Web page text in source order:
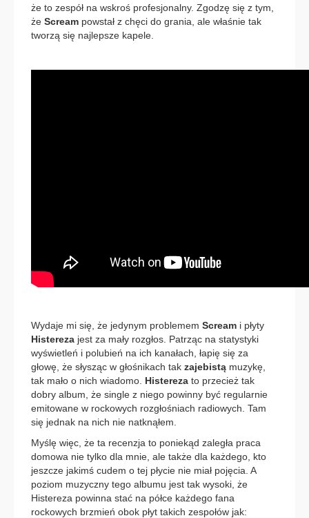
że to zespół na wskroś profesjonalny. Zgodzę się z tym,
że Scream powstał z chęci do grania, ale właśnie tak
tworzą się najlepsze kapele.
Wydaje mi się, że jedynym problemem Scream i płyty
Histereza jest za mały rozgłos. Patrząc na statystyki
wyświetleń i polubień na ich kanałach, łapię się za
głowę, że słysząc w głośnikach tak zajebistą muzykę,
tak mało o nich wiadomo. Histereza to przecież tak
dobry album, że single z niego powinny być regularnie
emitowane w rockowych rozgłośniach radiowych. Tam
się jednak na nich nie natknąłem.
Myślę więc, że ta recenzja to poniekąd zaległa praca
domowa nie tylko dla mnie, ale także dla każdego, kto
jeszcze jakimś cudem o tej płycie nie miał pojęcia. A
poziom muzyczny tego albumu jest tak wysoki, że
Histereza powinna stać na półce każdego fana
rockowych brzmień obok płyt takich zespołów jak: